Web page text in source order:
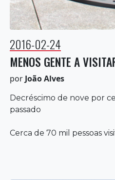
2016-02-24
MENOS GENTE A
por João Alves
Decréscimo de nove por
passado
Cerca de 70 mil pessoas